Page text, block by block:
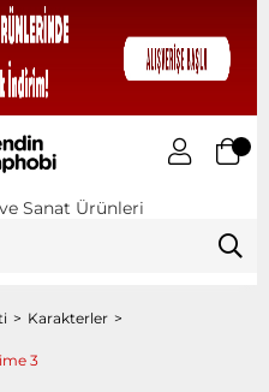
Sanat Ürünleri
Karakterler
3